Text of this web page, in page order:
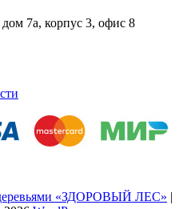
7а, корпус 3, офис 8
деревьями «ЗДОРОВЫЙ ЛЕС» |